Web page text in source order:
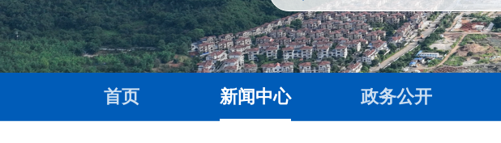
首页 新闻中心 政务公开